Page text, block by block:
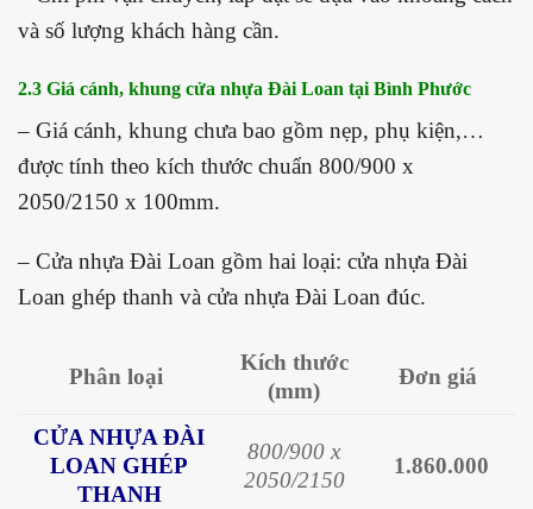
và số lượng khách hàng cần.
2.3 Giá cánh, khung cửa nhựa Đài Loan tại Bình Phước
– Giá cánh, khung chưa bao gồm nẹp, phụ kiện,…
được tính theo kích thước chuẩn 800/900 x
2050/2150 x 100mm.
– Cửa nhựa Đài Loan gồm hai loại: cửa nhựa Đài
Loan ghép thanh và cửa nhựa Đài Loan đúc.
Phân loại
Kích thước
(mm)
Đơn giá
CỬA NHỰA ĐÀI
LOAN GHÉP
THANH
800/900 x
2050/2150
1.860.000